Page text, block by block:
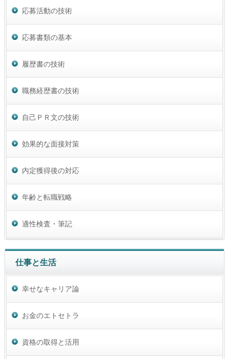
応募活動の技術
応募書類の基本
履歴書の技術
職務経歴書の技術
自己ＰＲ文の技術
効果的な面接対策
内定獲得後の対応
年齢と転職戦略
適性検査・筆記
仕事と生活
幸せなキャリア論
お金のエトセトラ
資格の取得と活用